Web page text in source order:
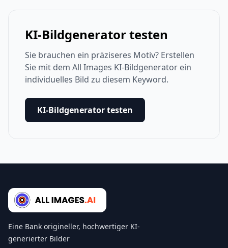
KI-Bildgenerator testen
Sie brauchen ein präziseres Motiv? Erstellen
Sie mit dem All Images KI-Bildgenerator ein
individuelles Bild zu diesem Keyword.
KI-Bildgenerator testen
Eine Bank origineller, hochwertiger KI-
generierter Bilder